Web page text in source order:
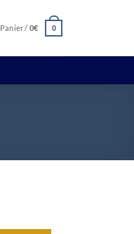
Panier / 0€ 0